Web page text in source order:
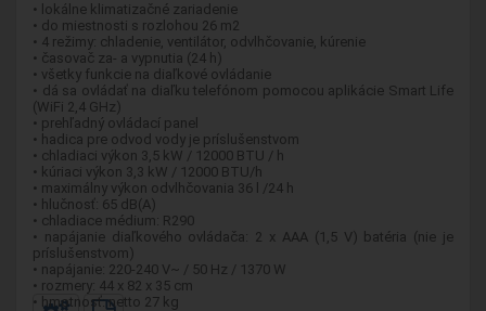
• lokálne klimatizačné zariadenie
• do miestnosti s rozlohou 26 m2
• 4 režimy: chladenie, ventilátor, odvlhčovanie, kúrenie
• časovač za- a vypnutia (24 h)
• všetky funkcie na diaľkové ovládanie
• dá sa ovládať na diaľku telefónom pomocou aplikácie Smart Life
(WiFi 2,4 GHz)
• prehľadný ovládací panel
• hadica pre odvod vody je príslušenstvom
• chladiaci výkon 3,5 kW / 12000 BTU / h
• kúriaci výkon 3,3 kW / 12000 BTU/h
• maximálny výkon odvlhčovania 36 l /24 h
• hlučnosť: 65 dB(A)
• chladiace médium: R290
• napájanie diaľkového ovládača: 2 x AAA (1,5 V) batéria (nie je
príslušenstvom)
• napájanie: 220-240 V~ / 50 Hz / 1370 W
• rozmery: 44 x 82 x 35 cm
• hmotnosť: netto 27 kg